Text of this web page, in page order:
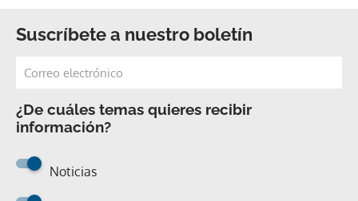
Suscríbete a nuestro boletín
¿De cuáles temas quieres recibir
información?
Noticias